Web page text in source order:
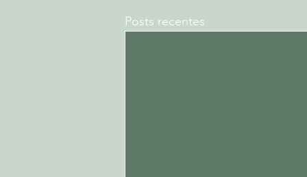
Posts recentes